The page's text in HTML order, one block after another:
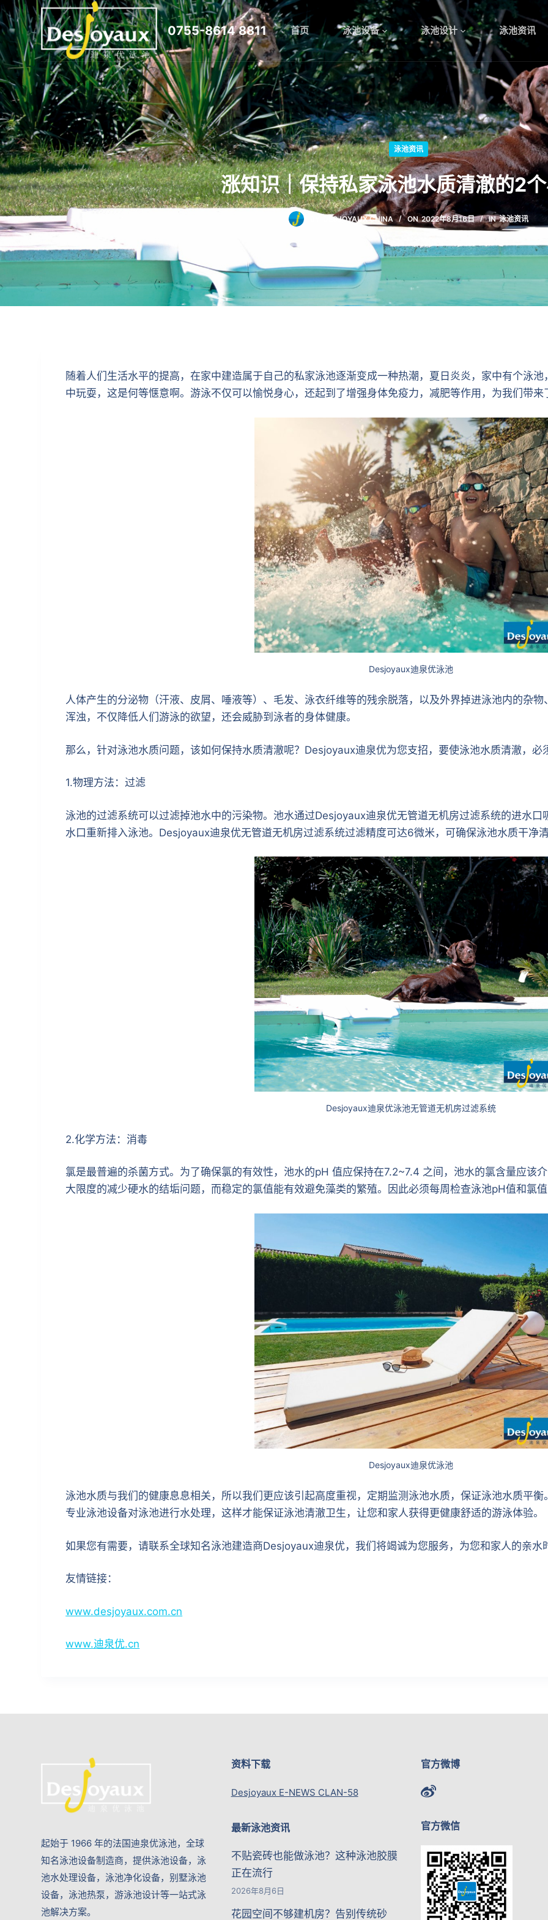
跳
过
内
容
0755-8614 8811 首页 泳池设备 泳池设计 泳池资讯
泳池资讯
涨知识｜保持私家泳池水质清澈的2
DESJOYAUX CHINA ON 2022年8月16日 IN 泳池资讯
随着人们生活水平的提高，在家中建造属于自己的私家泳池逐渐变成一种热潮，夏日炎炎，家中有个泳
中玩耍，这是何等惬意啊。游泳不仅可以愉悦身心，还起到了增强身体免疫力，减肥等作用，为我们带来
Desjoyaux迪泉优泳池
人体产生的分泌物（汗液、皮屑、唾液等）、毛发、泳衣纤维等的残余脱落，以及外界掉进泳池内的杂
浑浊，不仅降低人们游泳的欲望，还会威胁到泳者的身体健康。
那么，针对泳池水质问题，该如何保持水质清澈呢？Desjoyaux迪泉优为您支招，要使泳池水质清澈，必
1.物理方法：过滤
泳池的过滤系统可以过滤掉池水中的污染物。池水通过Desjoyaux迪泉优无管道无机房过滤系统的进水
水口重新排入泳池。Desjoyaux迪泉优无管道无机房过滤系统过滤精度可达6微米，可确保泳池水质干净
Desjoyaux迪泉优泳池无管道无机房过滤系统
2.化学方法：消毒
氯是最普遍的杀菌方式。为了确保氯的有效性，池水的pH 值应保持在7.2~7.4 之间，池水的氯含量应该
大限度的减少硬水的结垢问题，而稳定的氯值能有效避免藻类的繁殖。因此必须每周检查泳池pH值和氯
Desjoyaux迪泉优泳池
泳池水质与我们的健康息息相关，所以我们更应该引起高度重视，定期监测泳池水质，保证泳池水质平
专业泳池设备对泳池进行水处理，这样才能保证泳池清澈卫生，让您和家人获得更健康舒适的游泳体验。
如果您有需要，请联系全球知名泳池建造商Desjoyaux迪泉优，我们将竭诚为您服务，为您和家人的亲水
友情链接：
www.desjoyaux.com.cn
www.迪泉优.cn
起始于 1966 年的法国迪泉优泳池，全球
知名泳池设备制造商，提供泳池设备，泳
池水处理设备，泳池净化设备，别墅泳池
设备，泳池热泵，游泳池设计等一站式泳
池解决方案。
资料下载
Desjoyaux E-NEWS CLAN-58
最新泳池资讯
不贴瓷砖也能做泳池？这种泳池胶膜
正在流行
2026年8月6日
花园空间不够建机房？告别传统砂
官方微博
官方微信